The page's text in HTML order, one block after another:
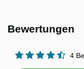
Bewertungen
4